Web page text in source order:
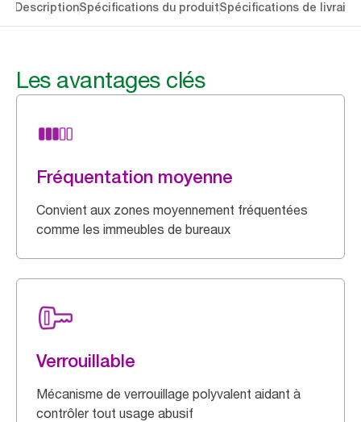
DescriptionSpécifications du produitSpécifications de
Les avantages clés
Fréquentation moyenne
Convient aux zones moyennement fréquentées
comme les immeubles de bureaux
Verrouillable
Mécanisme de verrouillage polyvalent aidant à
contrôler tout usage abusif